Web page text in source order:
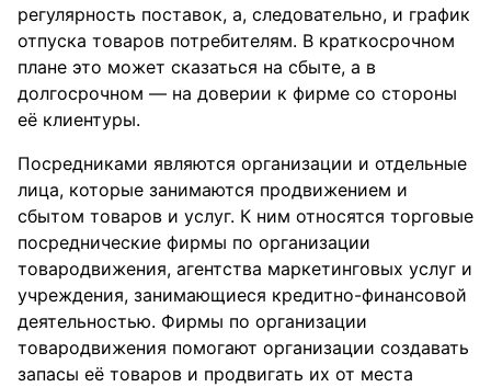
регулярность поставок, а, следовательно, и график
отпуска товаров потребителям. В краткосрочном
плане это может сказаться на сбыте, а в
долгосрочном — на доверии к фирме со стороны
её клиентуры.
Посредниками являются организации и отдельные
лица, которые занимаются продвижением и
сбытом товаров и услуг. К ним относятся торговые
посреднические фирмы по организации
товародвижения, агентства маркетинговых услуг и
учреждения, занимающиеся кредитно-финансовой
деятельностью. Фирмы по организации
товародвижения помогают организации создавать
запасы её товаров и продвигать их от места